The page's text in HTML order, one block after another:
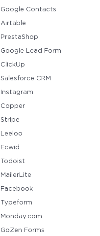
Google Contacts
Airtable
PrestaShop
Google Lead Form
ClickUp
Salesforce CRM
Instagram
Copper
Stripe
Leeloo
Ecwid
Todoist
MailerLite
Facebook
Typeform
Monday.com
GoZen Forms